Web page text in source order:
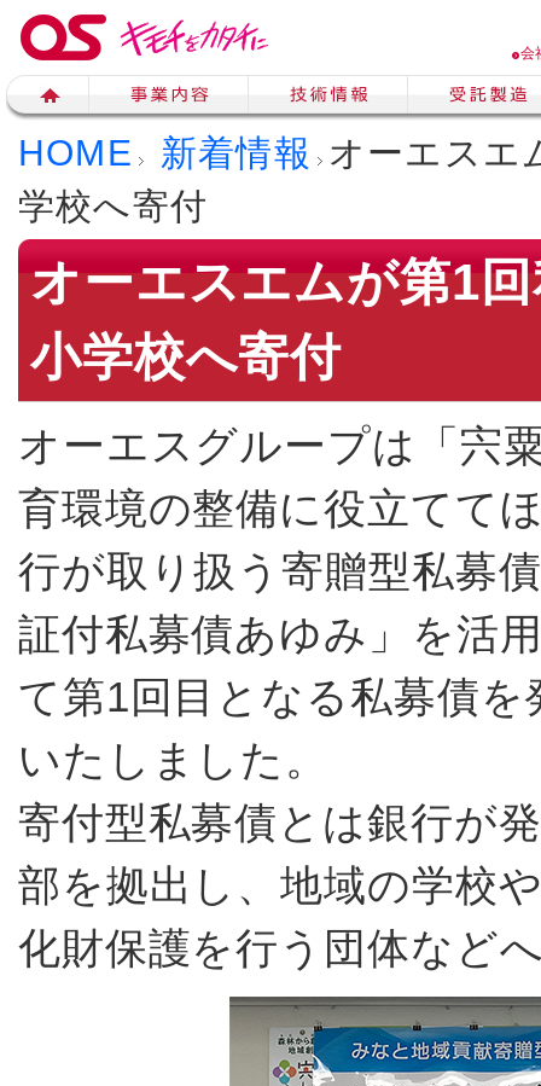
会
HOME 新着情報
オーエスエ
学校へ寄付
オーエスエムが第1
小学校へ寄付
オーエスグループは「宍
育環境の整備に役立てて
行が取り扱う寄贈型私募
証付私募債あゆみ」を活
て第1回目となる私募債
いたしました。
寄付型私募債とは銀行が
部を拠出し、地域の学校
化財保護を行う団体など